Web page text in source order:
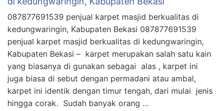
087877691539 penjual karpet masjid berkualitas di
kedungwaringin, Kabupaten Bekasi 087877691539
penjual karpet masjid berkualitas di kedungwaringin,
Kabupaten Bekasi – karpet merupakan salah satu kain
yang biasanya di gunakan sebagai alas , karpet ini
juga biasa di sebut dengan permadani atau ambal,
karpet ini identik dengan timur tengah, dari mulai jenis
hingga corak. Sudah banyak orang …